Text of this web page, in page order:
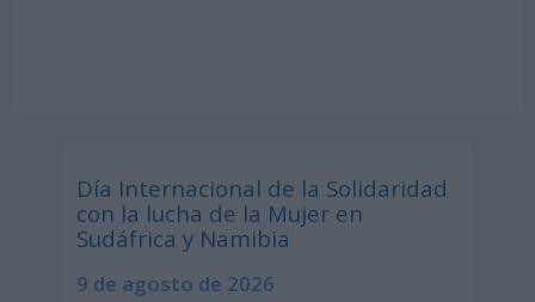
Día Internacional de la Solidaridad
con la lucha de la Mujer en
Sudáfrica y Namibia
9 de agosto de 2026